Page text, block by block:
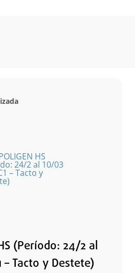
(Período: 24/2 al
– Tacto y Destete)